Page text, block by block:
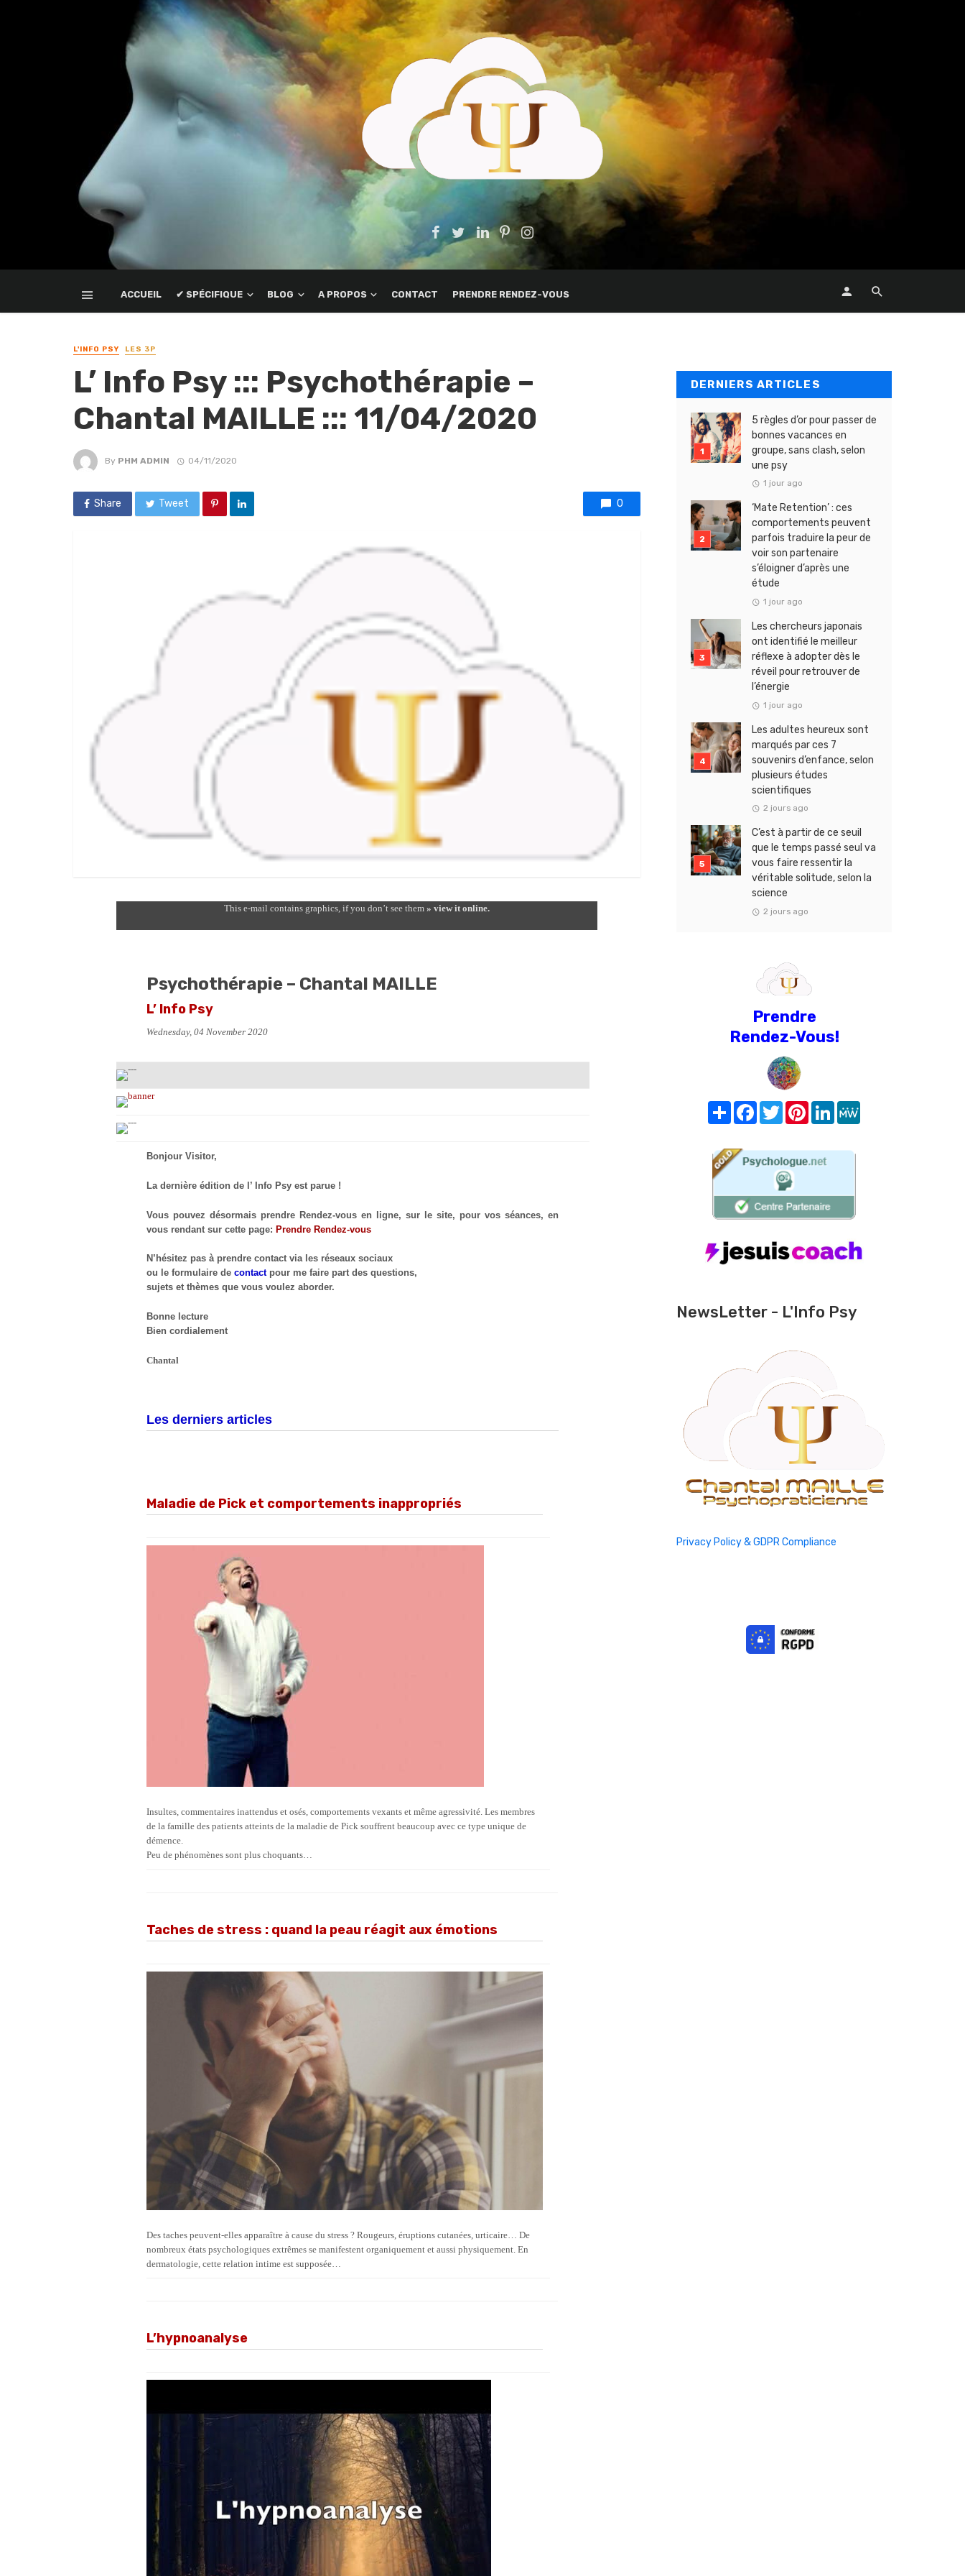
ACCUEIL ✔ SPÉCIFIQUE BLOG A PROPOS CONTACT PRENDRE RENDEZ-VOUS
L'INFO PSY LES 3P
L’ Info Psy ::: Psychothérapie –
Chantal MAILLE ::: 11/04/2020
By PHM ADMIN 04/11/2020
Share Tweet 0
This e-mail contains graphics, if you don’t see them » view it online.
Psychothérapie – Chantal MAILLE
L’ Info Psy
Wednesday, 04 November 2020
Bonjour Visitor,
La dernière édition de l’ Info Psy est parue !
Vous pouvez désormais prendre Rendez-vous en ligne, sur le site, pour vos séances, en
vous rendant sur cette page:Prendre Rendez-vous
N’hésitez pas à prendre contact via les réseaux sociaux
ou le formulaire decontact pour me faire part des questions,
sujets et thèmes que vous voulez aborder.
Bonne lecture
Bien cordialement
Chantal
Les derniers articles
Maladie de Pick et comportements inappropriés
Insultes, commentaires inattendus et osés, comportements vexants et même agressivité. Les membres
de la famille des patients atteints de la maladie de Pick souffrent beaucoup avec ce type unique de
démence.
Peu de phénomènes sont plus choquants…
Taches de stress : quand la peau réagit aux émotions
Des taches peuvent-elles apparaître à cause du stress ? Rougeurs, éruptions cutanées, urticaire… De
nombreux états psychologiques extrêmes se manifestent organiquement et aussi physiquement. En
dermatologie, cette relation intime est supposée…
L’hypnoanalyse
DERNIERS ARTICLES
5 règles d’or pour passer de
bonnes vacances en
groupe, sans clash, selon
une psy
1 jour ago
‘Mate Retention’ : ces
comportements peuvent
parfois traduire la peur de
voir son partenaire
s’éloigner d’après une
étude
1 jour ago
Les chercheurs japonais
ont identifié le meilleur
réflexe à adopter dès le
réveil pour retrouver de
l’énergie
1 jour ago
Les adultes heureux sont
marqués par ces 7
souvenirs d’enfance, selon
plusieurs études
scientifiques
2 jours ago
C’est à partir de ce seuil
que le temps passé seul va
vous faire ressentir la
véritable solitude, selon la
science
2 jours ago
Prendre
Rendez-Vous!
Share FacebookTwitterPinterest
LinkedIn
NewsLetter - L'Info Psy
Privacy Policy & GDPR Compliance